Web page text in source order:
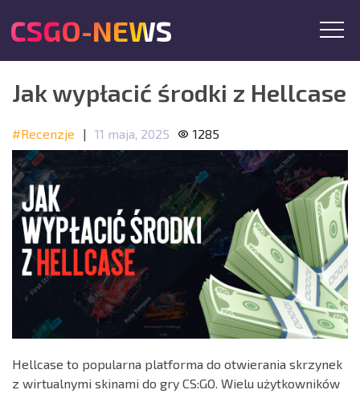
CSGO-NEWS
Jak wypłacić środki z Hellcase
#Recenzje | 11 maja, 2025 1285
Hellcase to popularna platforma do otwierania skrzynek
z wirtualnymi skinami do gry CS:GO. Wielu użytkowników